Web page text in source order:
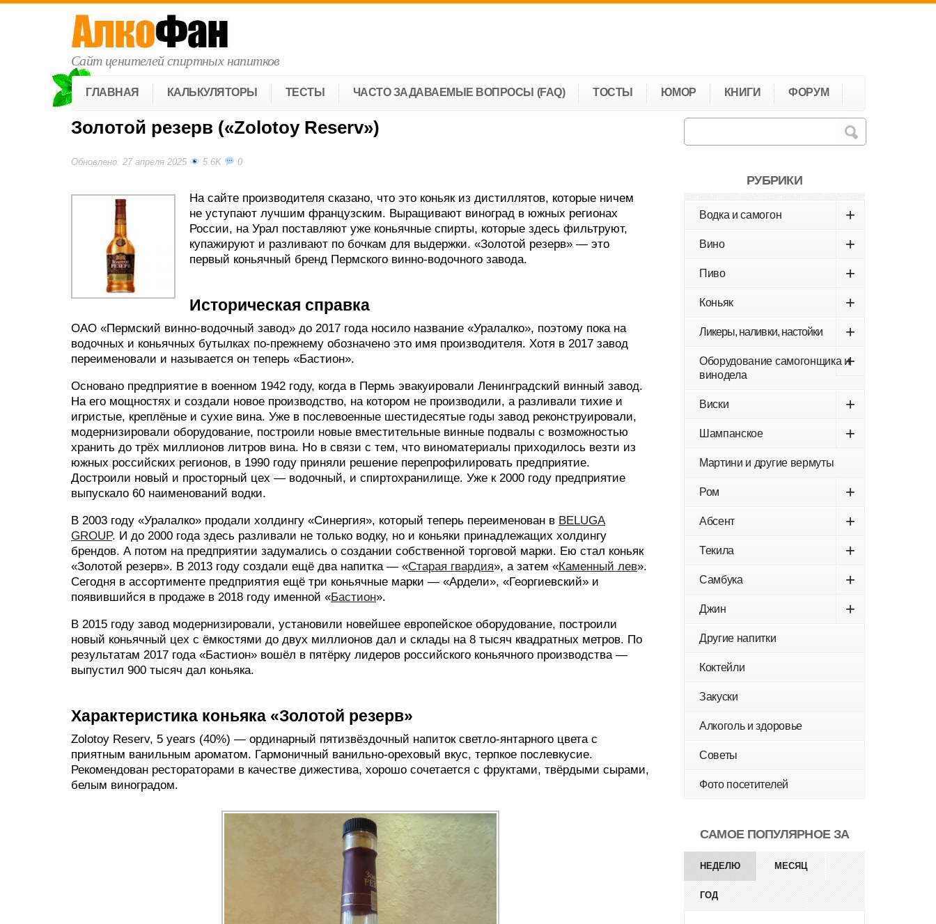
Сайт ценителей спиртных напитков
ГЛАВНАЯ КАЛЬКУЛЯТОРЫ ТЕСТЫ ЧАСТО ЗАДАВАЕМЫЕ ВОПРОСЫ (FAQ) ТОСТЫ ЮМОР КНИГИ ФОРУМ
Золотой резерв («Zolotoy Reserv»)
Обновлено: 27 апреля 2025 5.6K 0
На сайте производителя сказано, что это коньяк из дистиллятов, которые ничем
не уступают лучшим французским. Выращивают виноград в южных регионах
России, на Урал поставляют уже коньячные спирты, которые здесь фильтруют,
купажируют и разливают по бочкам для выдержки. «Золотой резерв» — это
первый коньячный бренд Пермского винно-водочного завода.
Историческая справка
ОАО «Пермский винно-водочный завод» до 2017 года носило название «Уралалко», поэтому пока на
водочных и коньячных бутылках по-прежнему обозначено это имя производителя. Хотя в 2017 завод
переименовали и называется он теперь «Бастион».
Основано предприятие в военном 1942 году, когда в Пермь эвакуировали Ленинградский винный завод.
На его мощностях и создали новое производство, на котором не производили, а разливали тихие и
игристые, креплёные и сухие вина. Уже в послевоенные шестидесятые годы завод реконструировали,
модернизировали оборудование, построили новые вместительные винные подвалы с возможностью
хранить до трёх миллионов литров вина. Но в связи с тем, что виноматериалы приходилось везти из
южных российских регионов, в 1990 году приняли решение перепрофилировать предприятие.
Достроили новый и просторный цех — водочный, и спиртохранилище. Уже к 2000 году предприятие
выпускало 60 наименований водки.
В 2003 году «Уралалко» продали холдингу «Синергия», который теперь переименован в BELUGA
GROUP. И до 2000 года здесь разливали не только водку, но и коньяки принадлежащих холдингу
брендов. А потом на предприятии задумались о создании собственной торговой марки. Ею стал коньяк
«Золотой резерв». В 2013 году создали ещё два напитка — «Старая гвардия», а затем «Каменный лев».
Сегодня в ассортименте предприятия ещё три коньячные марки — «Ардели», «Георгиевский» и
появившийся в продаже в 2018 году именной «Бастион».
В 2015 году завод модернизировали, установили новейшее европейское оборудование, построили
новый коньячный цех с ёмкостями до двух миллионов дал и склады на 8 тысяч квадратных метров. По
результатам 2017 года «Бастион» вошёл в пятёрку лидеров российского коньячного производства —
выпустил 900 тысяч дал коньяка.
Характеристика коньяка «Золотой резерв»
Zolotoy Reserv, 5 years (40%) — ординарный пятизвёздочный напиток светло-янтарного цвета с
приятным ванильным ароматом. Гармоничный ванильно-ореховый вкус, терпкое послевкусие.
Рекомендован рестораторами в качестве дижестива, хорошо сочетается с фруктами, твёрдыми сырами,
белым виноградом.
РУБРИКИ
Водка и самогон +
Вино +
Пиво +
Коньяк +
Ликеры, наливки, настойки +
Оборудование самогонщика и
винодела
+
Виски +
Шампанское +
Мартини и другие вермуты
Ром +
Абсент +
Текила +
Самбука +
Джин +
Другие напитки
Коктейли
Закуски
Алкоголь и здоровье
Советы
Фото посетителей
САМОЕ ПОПУЛЯРНОЕ ЗА
НЕДЕЛЮ МЕСЯЦ
ГОД